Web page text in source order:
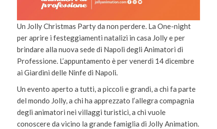
Un Jolly Christmas Party da non perdere. La One-night
per aprire i festeggiamenti natalizi in casa Jolly e per
brindare alla nuova sede di Napoli degli Animatori di
Professione. L’appuntamento è per venerdì 14 dicembre
ai Giardini delle Ninfe di Napoli.
Un evento aperto a tutti, a piccoli e grandi, a chi fa parte
del mondo Jolly, a chi ha apprezzato l’allegra compagnia
degli animatori nei villaggi turistici, a chi vuole
conoscere da vicino la grande famiglia di Jolly Animation.